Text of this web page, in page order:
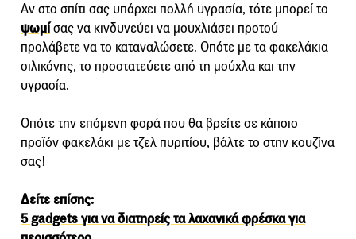
Αν στο σπίτι σας υπάρχει πολλή υγρασία, τότε μπορεί το
ψωμίσας να κινδυνεύει να μουχλιάσει προτού
προλάβετε να το καταναλώσετε. Οπότε με τα φακελάκια
σιλικόνης, το προστατεύετε από τη μούχλα και την
υγρασία.
Οπότε την επόμενη φορά που θα βρείτε σε κάποιο
προϊόν φακελάκι με τζελ πυριτίου, βάλτε το στην κουζίνα
σας!
Δείτε επίσης:
5 gadgets για να διατηρείς τα λαχανικά φρέσκα για